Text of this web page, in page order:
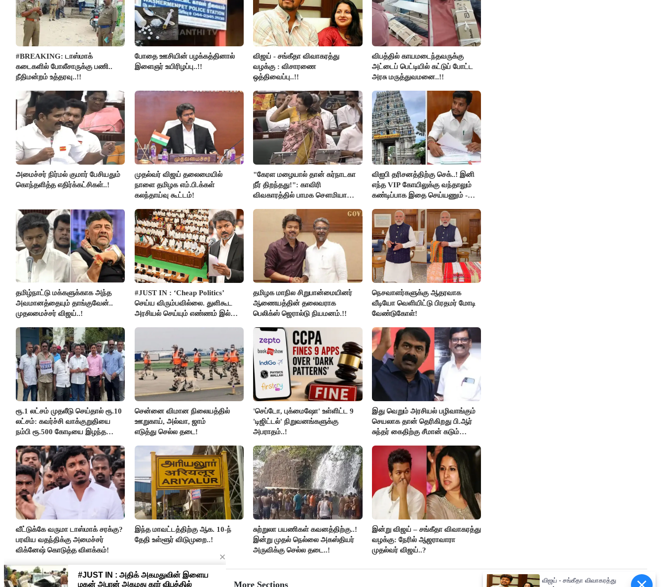
#BREAKING: டாஸ்மாக்
கடைகளில் போலீசாருக்கு பணி..
நீதிமன்றம் உத்தரவு..!!
போதை ஊசியின் பழக்கத்தினால்
இளைஞர் உயிரிழப்பு..!!
விஜய் - சங்கீதா விவாகரத்து
வழக்கு : விசாரணை
ஒத்திவைப்பு..!!
விபத்தில் காயமடைந்தவருக்கு
அட்டைப் பெட்டியில் கட்டுப் போட்ட
அரசு மருத்துவமனை..!!
அமைச்சர் நிர்மல் குமார் பேசியதும்
கொந்தளித்த எதிர்க்கட்சிகள்..!
முதல்வர் விஜய் தலைமையில்
நாளை தமிழக எம்.பி.க்கள்
கலந்தாய்வு கூட்டம்!
"கேரள மழையால் தான் கர்நாடகா
நீர் திறந்தது!": காவிரி
விவகாரத்தில் பாமக சௌமியா
விஐபி தரிசனத்திற்கு செக்..! இனி
எந்த VIP கோயிலுக்கு வந்தாலும்
கண்டிப்பாக இதை செய்யணும் -
தமிழ்நாட்டு மக்களுக்காக அந்த
அவமானத்தையும் தாங்குவேன்..
முதலமைச்சர் விஜய்..!
#JUST IN : ‘Cheap Politics’
செய்ய விரும்பவில்லை. துளிகூட
அரசியல் செய்யும் எண்ணம் இல்லை
தமிழக மாநில சிறுபான்மையினர்
ஆணையத்தின் தலைவராக
பெலிக்ஸ் ஜெரால்டு நியமனம்.!!
நெசவாளர்களுக்கு ஆதரவாக
வீடியோ வெளியிட்டு பிரதமர் மோடி
வேண்டுகோள்!
ரூ.1 லட்சம் முதலீடு செய்தால் ரூ.10
லட்சம்: கவர்ச்சி வாக்குறுதியை
நம்பி ரூ.500 கோடியை இழந்த
சென்னை விமான நிலையத்தில்
ஊறுகாய், அல்வா, ஜாம்
எடுத்து செல்ல தடை!
'செப்டோ, புக்மைஷோ' உள்ளிட்ட 9
'டிஜிட்டல்' நிறுவனங்களுக்கு
அபராதம்..!
இது வெறும் அரசியல் பழிவாங்கும்
செயலாக தான் தெரிகிறது பி.ஆர்
சுந்தர் கைதிற்கு சீமான் கடும்
வீட்டுக்கே வருமா டாஸ்மாக் சரக்கு?
பரவிய வதந்திக்கு அமைச்சர்
விக்னேஷ் கொடுத்த விளக்கம்!
இந்த மாவட்டத்திற்கு ஆக. 10-ந்
தேதி உள்ளூர் விடுமுறை..!
சுற்றுலா பயணிகள் கவனத்திற்கு..!
இன்று முதல் நெல்லை அகஸ்தியர்
அருவிக்கு செல்ல தடை..!
இன்று விஜய் – சங்கீதா விவாகரத்து
வழக்கு: நேரில் ஆஜராவாரா
முதல்வர் விஜய்..?
More Sections
விஜய் - சங்கீதா விவாகரத்து